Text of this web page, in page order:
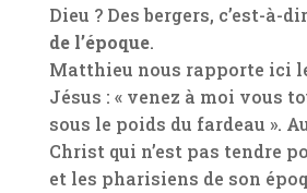
Dieu ? Des bergers, c’est-à-
de l’époque.
Matthieu nous rapporte ici
Jésus : « venez à moi vous
sous le poids du fardeau ».
Christ qui n’est pas tendre
et les pharisiens de son